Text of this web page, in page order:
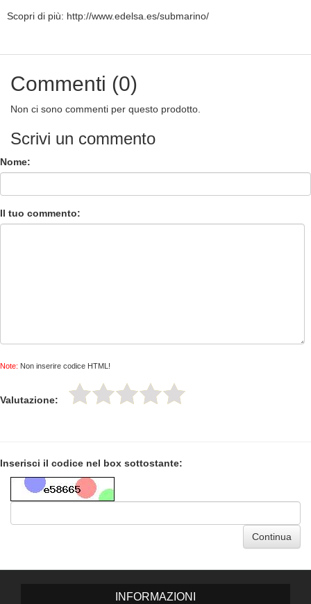
Scopri di più: http://www.edelsa.es/submarino/
Commenti (0)
Non ci sono commenti per questo prodotto.
Scrivi un commento
Nome:
Il tuo commento:
Note: Non inserire codice HTML!
Valutazione:
Inserisci il codice nel box sottostante:
Continua
INFORMAZIONI